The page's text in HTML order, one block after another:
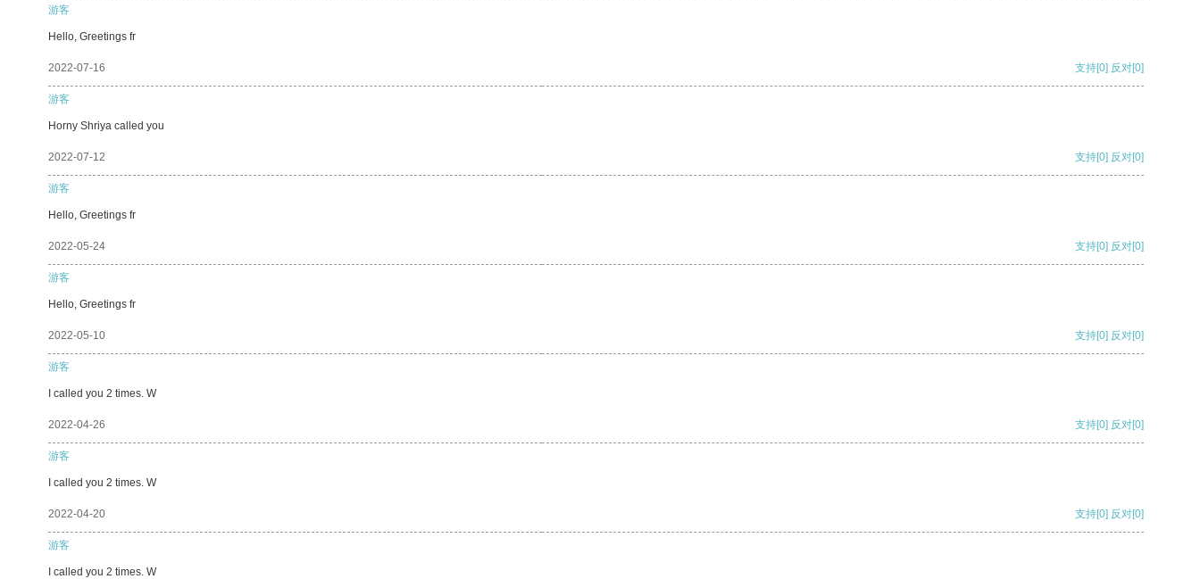
游客
Hello, Greetings fr
2022-07-16 支持[0] 反对[0]
游客
Horny Shriya called you
2022-07-12 支持[0] 反对[0]
游客
Hello, Greetings fr
2022-05-24 支持[0] 反对[0]
游客
Hello, Greetings fr
2022-05-10 支持[0] 反对[0]
游客
I called you 2 times. W
2022-04-26 支持[0] 反对[0]
游客
I called you 2 times. W
2022-04-20 支持[0] 反对[0]
游客
I called you 2 times. W